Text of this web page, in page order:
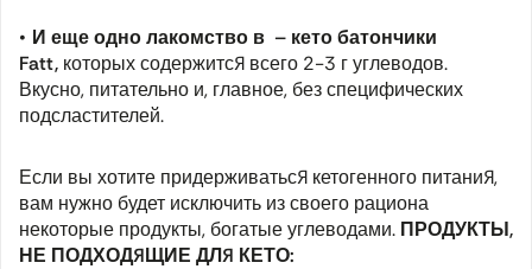
И еще одно лакомство в – кето батончики
Fatt, которых содержится всего 2-3 г углеводов.
Вкусно, питательно и, главное, без специфических
подсластителей.
Если вы хотите придерживаться кетогенного питания,
вам нужно будет исключить из своего рациона
некоторые продукты, богатые углеводами. ПРОДУКТЫ,
НЕ ПОДХОДЯЩИЕ ДЛЯ КЕТО: